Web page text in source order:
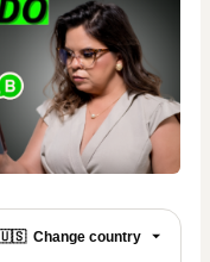
Change country